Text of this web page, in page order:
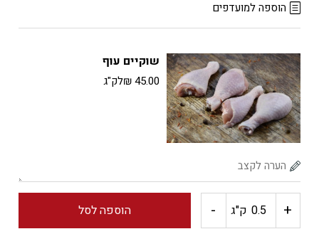
של
עוף
הוספה למועדפים
שוקיים עוף
₪45.00 לק"ג
+ כמות ק"ג - הוספה לסל